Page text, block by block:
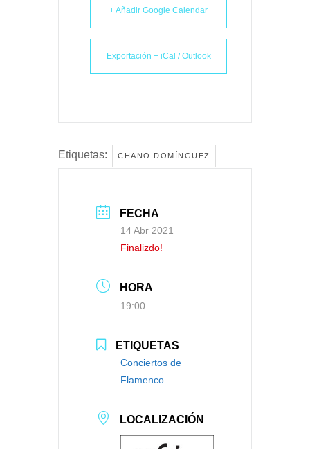
+ Añadir Google Calendar
Exportación + iCal / Outlook
Etiquetas: CHANO DOMÍNGUEZ
FECHA
14 Abr 2021
Finalizdo!
HORA
19:00
ETIQUETAS
Conciertos de
Flamenco
LOCALIZACIÓN